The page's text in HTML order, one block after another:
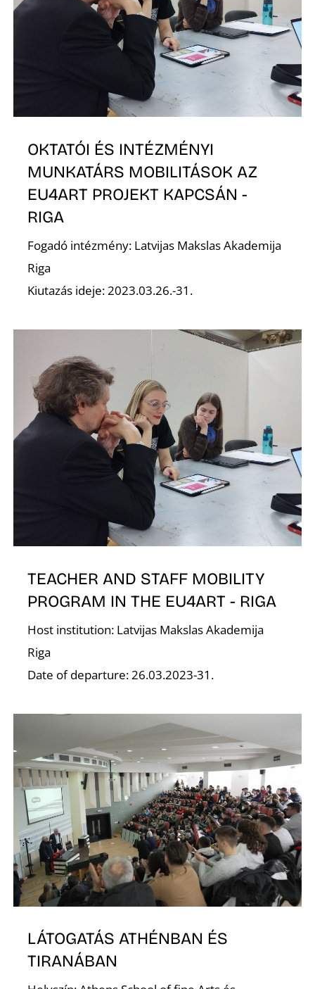
OKTATÓI ÉS INTÉZMÉNYI
MUNKATÁRS MOBILITÁSOK AZ
EU4ART PROJEKT KAPCSÁN -
RIGA
Fogadó intézmény: Latvijas Makslas Akademija
Riga
Kiutazás ideje: 2023.03.26.-31.
TEACHER AND STAFF MOBILITY
PROGRAM IN THE EU4ART - RIGA
Host institution: Latvijas Makslas Akademija
Riga
Date of departure: 26.03.2023-31.
LÁTOGATÁS ATHÉNBAN ÉS
TIRANÁBAN